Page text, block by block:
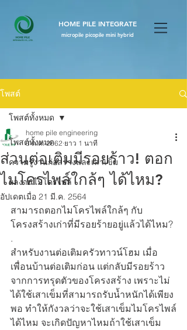
HOME PILE INTEGRATE
micropile picopile mini hybrid
โพสต์
โพสต์ทั้งหมด
ความรู้งานก่อสร้างและเสาเข็ม
ผลงานไมโครไพล์
โพสต์ทั้งหมด
ส่วนต่อเติมมีรอยร้าว! ตอก
ไมโครไพล์ใกล้ๆ ได้ไหม?
home pile engineering
3 ต.ค. 2562 ยาว 1 นาที
อัปเดตเมื่อ 21 มี.ค. 2564
สามารถตอกไมโครไพล์ใกล้ๆ กับ
โครงสร้างเก่าที่มีรอยร้ายอยู่แล้วได้ไหม?
.
สำหรับงานต่อเติมครัวทาวน์โฮม เมื่อ
เพื่อนบ้านต่อเติมก่อน แต่กลับมีรอยร้าว
จากการทรุดตัวของโครงสร้าง เพราะไม่
ได้ใช้เสาเข็มที่สามารถรับน้ำหนักได้เพียง
พอ ทำให้กังวลว่าจะใช้เสาเข็มไมโครไพล์
ได้ไหม จะเกิดปัญหาไหมถ้าใช้เสาเข็ม